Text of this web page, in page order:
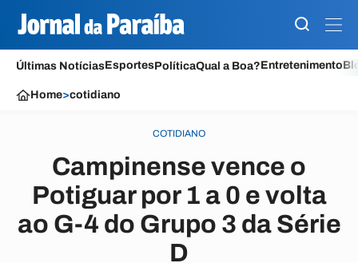
Últimas NotíciasEsportesPolíticaQual a Boa?Entretenimento
Home>cotidiano
COTIDIANO
Campinense vence o
Potiguar por 1 a 0 e volta
ao G-4 do Grupo 3 da Série
D